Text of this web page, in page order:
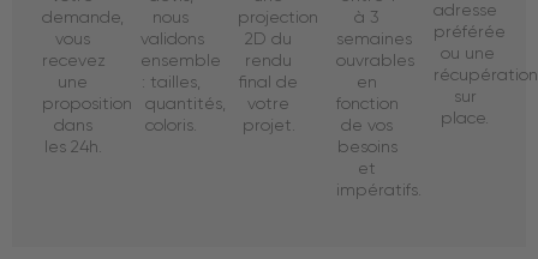
demande,
vous
recevez
une
proposition
dans
les 24h.
nous
validons
ensemble
: tailles,
quantités,
coloris.
projection
2D du
rendu
final de
votre
projet.
à 3
semaines
ouvrables
en
fonction
de vos
besoins
et
impératifs.
adresse
préférée
ou une
récupération
sur
place.